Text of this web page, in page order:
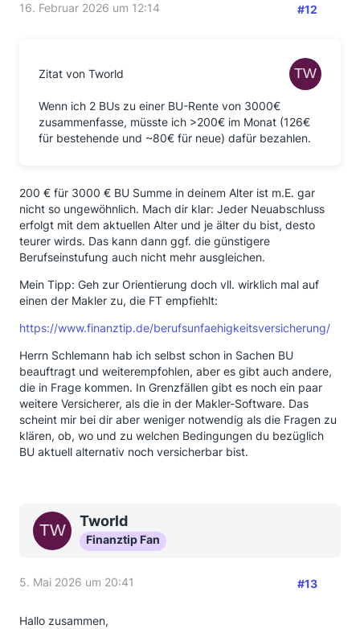
16. Februar 2026 um 12:14 #12
Zitat von Tworld
Wenn ich 2 BUs zu einer BU-Rente von 3000€
zusammenfasse, müsste ich >200€ im Monat (126€
für bestehende und ~80€ für neue) dafür bezahlen.
200 € für 3000 € BU Summe in deinem Alter ist m.E. gar
nicht so ungewöhnlich. Mach dir klar: Jeder Neuabschluss
erfolgt mit dem aktuellen Alter und je älter du bist, desto
teurer wirds. Das kann dann ggf. die günstigere
Berufseinstufung auch nicht mehr ausgleichen.
Mein Tipp: Geh zur Orientierung doch vll. wirklich mal auf
einen der Makler zu, die FT empfiehlt:
https://www.finanztip.de/berufsunfaehigkeitsversicherung/
Herrn Schlemann hab ich selbst schon in Sachen BU
beauftragt und weiterempfohlen, aber es gibt auch andere,
die in Frage kommen. In Grenzfällen gibt es noch ein paar
weitere Versicherer, als die in der Makler-Software. Das
scheint mir bei dir aber weniger notwendig als die Fragen zu
klären, ob, wo und zu welchen Bedingungen du bezüglich
BU aktuell alternativ noch versicherbar bist.
Tworld
Finanztip Fan
5. Mai 2026 um 20:41 #13
Hallo zusammen,